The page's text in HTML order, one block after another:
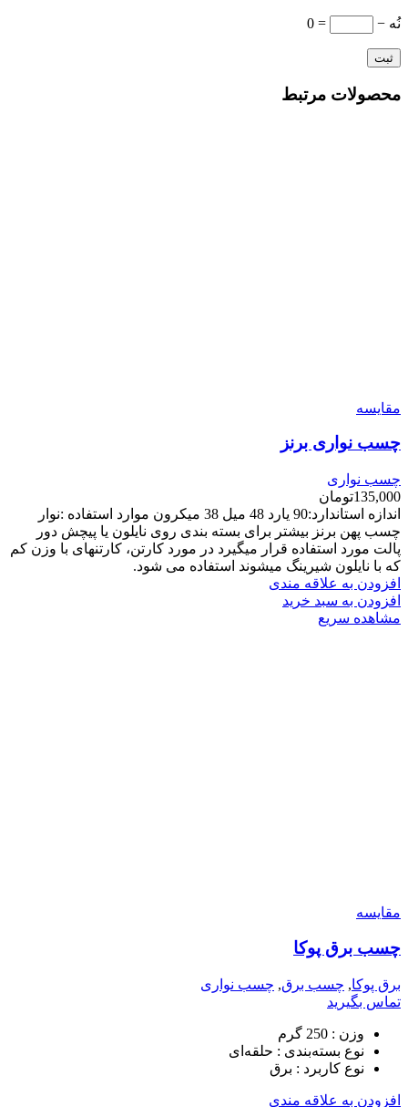
نُه − = 0
محصولات مرتبط
مقایسه
چسب نواری برنز
چسب نواری
135,000تومان
اندازه استاندارد:90 یارد 48 میل 38 میکرون موارد استفاده :نوار
چسب پهن برنز بیشتر برای بسته بندی روی نایلون یا پیچش دور
پالت مورد استفاده قرار میگیرد در مورد کارتن، کارتنهای با وزن کم
که با نایلون شیرینگ میشوند استفاده می شود.
افزودن به علاقه مندی
افزودن به سبد خرید
مشاهده سریع
مقایسه
چسب برق پوکا
برق پوکا, چسب برق, چسب نواری
تماس بگیرید
وزن : 250 گرم
نوع بسته‌بندی : حلقه‌ای
نوع کاربرد : برق
افزودن به علاقه مندی